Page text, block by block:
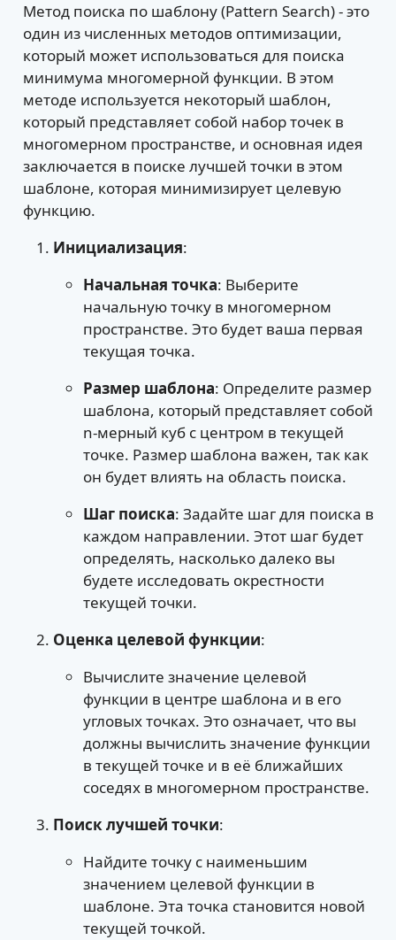
Метод поиска по шаблону (Pattern Search) - это
один из численных методов оптимизации,
который может использоваться для поиска
минимума многомерной функции. В этом
методе используется некоторый шаблон,
который представляет собой набор точек в
многомерном пространстве, и основная идея
заключается в поиске лучшей точки в этом
шаблоне, которая минимизирует целевую
функцию.
Инициализация:
Начальная точка: Выберите
начальную точку в многомерном
пространстве. Это будет ваша первая
текущая точка.
Размер шаблона: Определите размер
шаблона, который представляет собой
n-мерный куб с центром в текущей
точке. Размер шаблона важен, так как
он будет влиять на область поиска.
Шаг поиска: Задайте шаг для поиска в
каждом направлении. Этот шаг будет
определять, насколько далеко вы
будете исследовать окрестности
текущей точки.
Оценка целевой функции:
Вычислите значение целевой
функции в центре шаблона и в его
угловых точках. Это означает, что вы
должны вычислить значение функции
в текущей точке и в её ближайших
соседях в многомерном пространстве.
Поиск лучшей точки:
Найдите точку с наименьшим
значением целевой функции в
шаблоне. Эта точка становится новой
текущей точкой.